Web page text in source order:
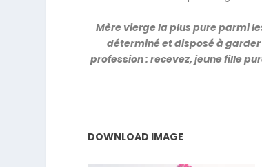
Mère vierge la plus pure parmi
déterminé et disposé à
profession : recevez, jeune fille
DOWNLOAD IMAGE